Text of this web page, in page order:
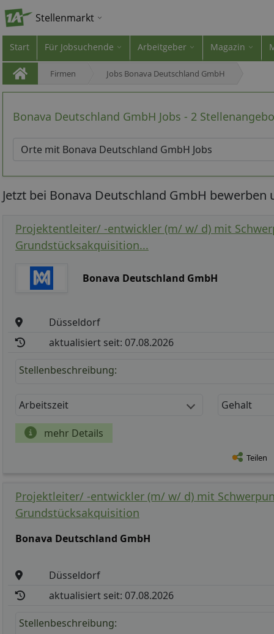
Stellenmarkt
Start Für Jobsuchende Arbeitgeber Magazin
Firmen Jobs Bonava Deutschland GmbH
Bonava Deutschland GmbH Jobs - 2
Jetzt bei Bonava Deutschland GmbH
Projektentleiter/ -entwickler (m/ w/ d) mit
Grundstücksakquisition...
Bonava Deutschland GmbH
Düsseldorf
aktualisiert seit: 07.08.2026
Stellenbeschreibung:
Arbeitszeit Gehalt
mehr Details
Teilen
Projektleiter/ -entwickler (m/ w/ d) mit
Grundstücksakquisition
Bonava Deutschland GmbH
Düsseldorf
aktualisiert seit: 07.08.2026
Stellenbeschreibung: